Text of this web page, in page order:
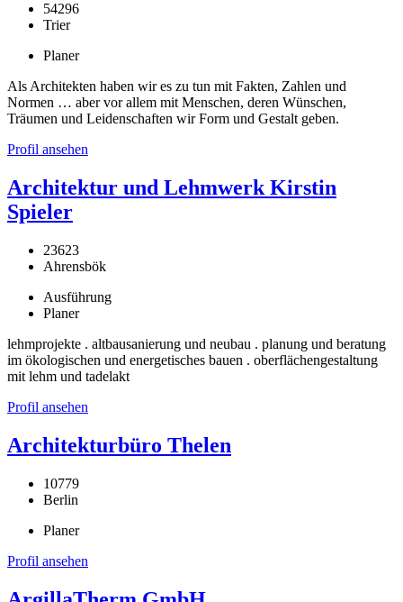
54296
Trier
Planer
Als Architekten haben wir es zu tun mit Fakten, Zahlen und
Normen … aber vor allem mit Menschen, deren Wünschen,
Träumen und Leidenschaften wir Form und Gestalt geben.
Profil ansehen
Architektur und Lehmwerk Kirstin
Spieler
23623
Ahrensbök
Ausführung
Planer
lehmprojekte . altbausanierung und neubau . planung und beratung
im ökologischen und energetisches bauen . oberflächengestaltung
mit lehm und tadelakt
Profil ansehen
Architekturbüro Thelen
10779
Berlin
Planer
Profil ansehen